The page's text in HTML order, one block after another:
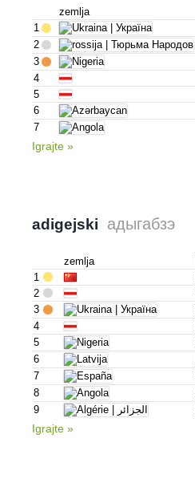
zemlja
1
2
3
4
5
6
7
Igrajte »
adigejski адыгабзэ
zemlja
1
2
3
4
5
6
7
8
9
Igrajte »